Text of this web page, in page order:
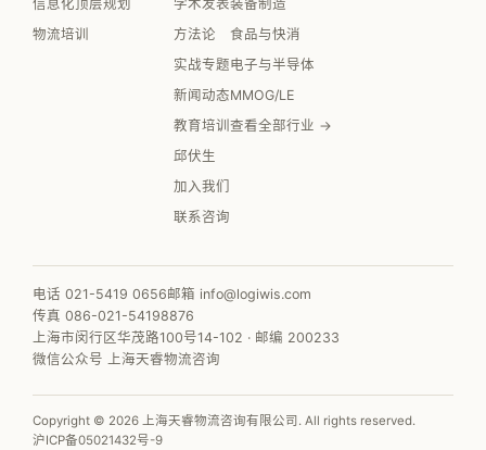
信息化顶层规划
物流培训
学术发表
方法论
实战专题
新闻动态
教育培训
邱伏生
加入我们
联系咨询
装备制造
食品与快消
电子与半导体
MMOG/LE
查看全部行业 →
电话 021-5419 0656邮箱 info@logiwis.com
传真 086-021-54198876
上海市闵行区华茂路100号14-102 · 邮编 200233
微信公众号 上海天睿物流咨询
Copyright © 2026 上海天睿物流咨询有限公司. All rights reserved.
沪ICP备05021432号-9